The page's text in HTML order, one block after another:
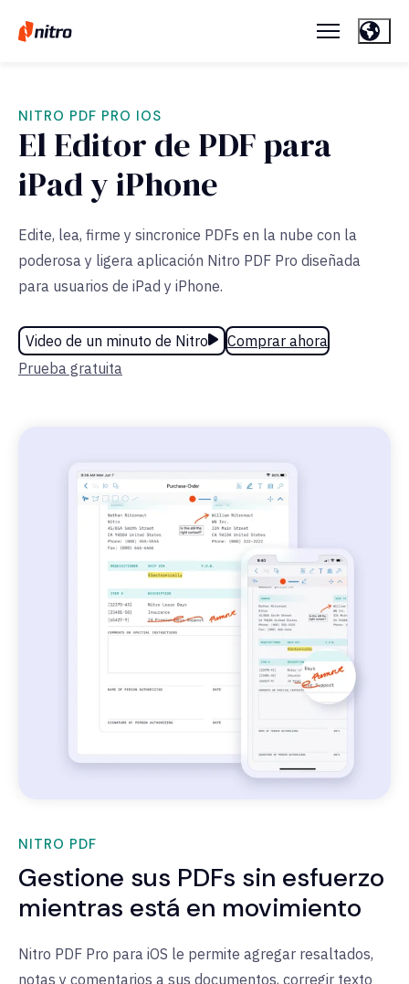
NITRO PDF PRO IOS
El Editor de PDF para
iPad y iPhone
Edite, lea, firme y sincronice PDFs en la nube con la
poderosa y ligera aplicación Nitro PDF Pro diseñada
para usuarios de iPad y iPhone.
Video de un minuto de Nitro
Comprar ahora
Prueba gratuita
NITRO PDF
Gestione sus PDFs sin esfuerzo
mientras está en movimiento
Nitro PDF Pro para iOS le permite agregar resaltados,
notas y comentarios a sus documentos, corregir texto